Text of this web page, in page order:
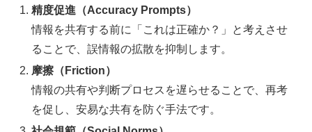
精度促進（Accuracy Prompts）
情報を共有する前に「これは正確か？」と考えさせ
ることで、誤情報の拡散を抑制します。
摩擦（Friction）
情報の共有や判断プロセスを遅らせることで、再考
を促し、安易な共有を防ぐ手法です。